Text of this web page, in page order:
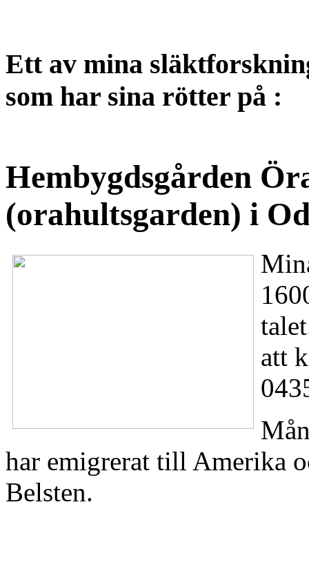
Ett av mina
som har sina rötter på :
Hembygdsgården
(orahultsgarden) i
att
har emigrerat till Amerika
Belsten.